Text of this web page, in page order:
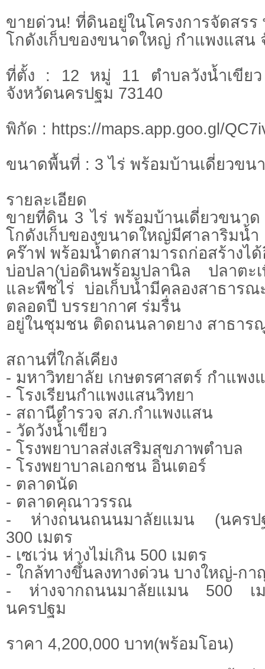
ขายด่วน! ที่ดินอยู่ในโครงการจัดสรร
โกดังเก็บของขนาดใหญ่ กำแพงแสน
ที่ตั้ง : 12 หมู่ 11 ตำบลวังน้ำเขียว
จังหวัดนครปฐม 73140
พิกัด : https://maps.app.goo.gl/
ขนาดพื้นที่ : 3 ไร่ พร้อมบ้านเดี่ยวขน
รายละเอียด
ขายที่ดิน 3 ไร่ พร้อมบ้านเดี่ยวขนาด
โกดังเก็บของขนาดใหญ่มีศาลาริ
คร๊าฟ พร้อมน้ำตกสามารถก่อสร้างไ
บ่อปลา(บ่อดินพร้อมปลานิล ปลาต
และพืชไร่ บ่อเก็บน้ำมีคลองสาธารณ
ตลอดปี บรรยากาศ ร่มรื่น
อยู่ในชุมชน ติดถนนลาดยาง สาธาร
สถานที่ใกล้เคียง
- มหาวิทยาลัย เกษตรศาสตร์ กำแพง
- โรงเรียนกำแพงแสนวิทยา
- สถานีตำรวจ สภ.กำแพงแสน
- วัดวังน้ำเขียว
- โรงพยาบาลส่งเสริมสุขภาพตำบล
- โรงพยาบาลเอกชน อินเตอร์
- ตลาดนัด
- ตลาดคุณาวรรณ
- ห่างถนนถนนมาลัยแมน (นครปฐ
300 เมตร
- เซเว่น ห่างไม่เกิน 500 เมตร
- ใกล้ทางขึ้นลงทางด่วน บางใหญ่-ก
- ห่างจากถนนมาลัยแมน 500 เ
นครปฐม
ราคา 4,200,000 บาท(พร้อมโอน)